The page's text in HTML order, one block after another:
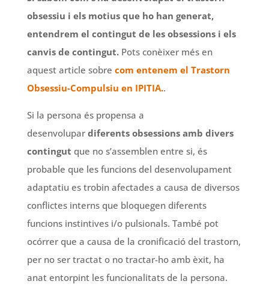
obsessiu i els motius que ho han generat,
entendrem el contingut de les obsessions i els
canvis de contingut. Pots conèixer més en
aquest article sobre com entenem el Trastorn
Obsessiu-Compulsiu en IPITIA..
Si la persona és propensa a
desenvolupar diferents obsessions amb divers
contingut que no s’assemblen entre si, és
probable que les funcions del desenvolupament
adaptatiu es trobin afectades a causa de diversos
conflictes interns que bloquegen diferents
funcions instintives i/o pulsionals. També pot
ocórrer que a causa de la cronificació del trastorn,
per no ser tractat o no tractar-ho amb èxit, ha
anat entorpint les funcionalitats de la persona.